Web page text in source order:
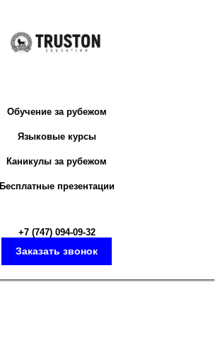
Обучение за рубежом
Языковые курсы
Каникулы за рубежом
Бесплатные презентации
+7 (747) 094-09-32
Заказать звонок